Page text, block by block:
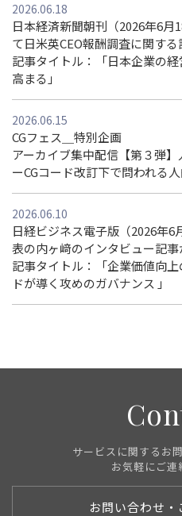
2026.06.18
日本経済新聞朝刊（2026年6
て日米英CEO報酬調査に関す
記事タイトル：「日本企業の
高まる」
2026.06.15
CGフェス＿特別企画
アーカイブ集中配信【第３弾
ーCGコード改訂下で問われる
2026.06.10
日経ビジネス電子版（2026年
表の内ヶ﨑のインタビュー記
記事タイトル：「企業価値向
ドが導く攻めのガバナンス 」
サービスに関するお
お気軽にご連
お問い合わせ